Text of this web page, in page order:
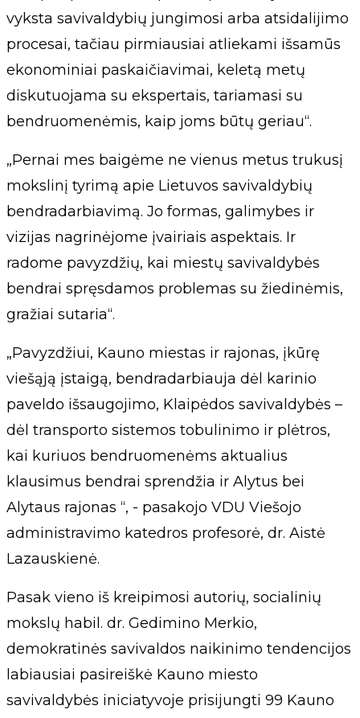
vyksta savivaldybių jungimosi arba atsidalijimo
procesai, tačiau pirmiausiai atliekami išsamūs
ekonominiai paskaičiavimai, keletą metų
diskutuojama su ekspertais, tariamasi su
bendruomenėmis, kaip joms būtų geriau“.
„Pernai mes baigėme ne vienus metus trukusį
mokslinį tyrimą apie Lietuvos savivaldybių
bendradarbiavimą. Jo formas, galimybes ir
vizijas nagrinėjome įvairiais aspektais. Ir
radome pavyzdžių, kai miestų savivaldybės
bendrai spręsdamos problemas su žiedinėmis,
gražiai sutaria“.
„Pavyzdžiui, Kauno miestas ir rajonas, įkūrę
viešąją įstaigą, bendradarbiauja dėl karinio
paveldo išsaugojimo, Klaipėdos savivaldybės –
dėl transporto sistemos tobulinimo ir plėtros,
kai kuriuos bendruomenėms aktualius
klausimus bendrai sprendžia ir Alytus bei
Alytaus rajonas “, - pasakojo VDU Viešojo
administravimo katedros profesorė, dr. Aistė
Lazauskienė.
Pasak vieno iš kreipimosi autorių, socialinių
mokslų habil. dr. Gedimino Merkio,
demokratinės savivaldos naikinimo tendencijos
labiausiai pasireiškė Kauno miesto
savivaldybės iniciatyvoje prisijungti 99 Kauno